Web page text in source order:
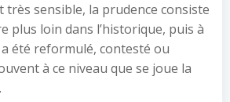
très sensible, la prudence consiste
plus loin dans l’historique, puis à
été reformulé, contesté ou
à ce niveau que se joue la